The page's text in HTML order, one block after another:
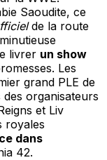
Saoudite, ce
de la route
livrer un show
Les
grand PLE de
organisateurs
et Liv
royales
dans
42.